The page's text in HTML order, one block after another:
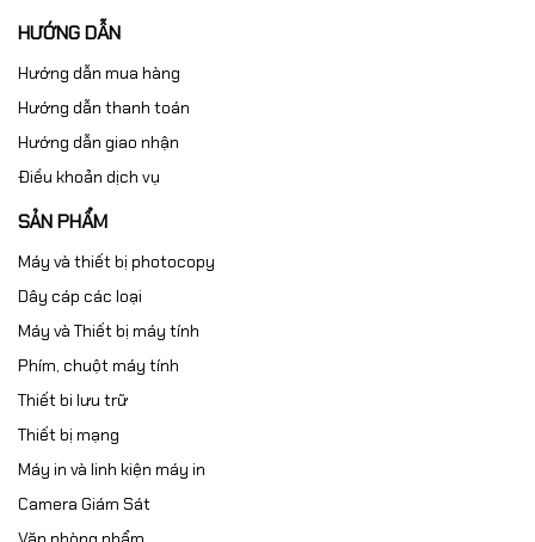
HƯỚNG DẪN
Hướng dẫn mua hàng
Hướng dẫn thanh toán
Hướng dẫn giao nhận
Điều khoản dịch vụ
SẢN PHẨM
Máy và thiết bị photocopy
Dây cáp các loại
Máy và Thiết bị máy tính
Phím, chuột máy tính
Thiết bi lưu trữ
Thiết bị mạng
Máy in và linh kiện máy in
Camera Giám Sát